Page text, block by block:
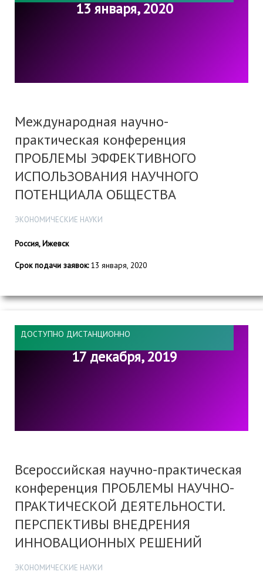
13 января, 2020
Международная научно-
практическая конференция
ПРОБЛЕМЫ ЭФФЕКТИВНОГО
ИСПОЛЬЗОВАНИЯ НАУЧНОГО
ПОТЕНЦИАЛА ОБЩЕСТВА
ЭКОНОМИЧЕСКИЕ НАУКИ
Россия, Ижевск
Срок подачи заявок:13 января, 2020
ДОСТУПНО ДИСТАНЦИОННО
17 декабря, 2019
Всероссийская научно-практическая
конференция ПРОБЛЕМЫ НАУЧНО-
ПРАКТИЧЕСКОЙ ДЕЯТЕЛЬНОСТИ.
ПЕРСПЕКТИВЫ ВНЕДРЕНИЯ
ИННОВАЦИОННЫХ РЕШЕНИЙ
ЭКОНОМИЧЕСКИЕ НАУКИ